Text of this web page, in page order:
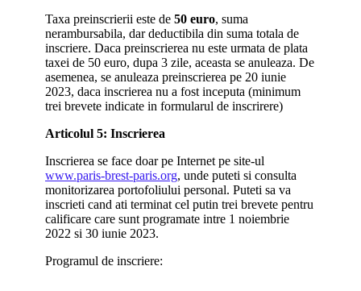
Taxa preinscrierii este de 50 euro, suma
nerambursabila, dar deductibila din suma totala de
inscriere. Daca preinscrierea nu este urmata de plata
taxei de 50 euro, dupa 3 zile, aceasta se anuleaza. De
asemenea, se anuleaza preinscrierea pe 20 iunie
2023, daca inscrierea nu a fost inceputa (minimum
trei brevete indicate in formularul de inscrirere)
Articolul 5: Inscrierea
Inscrierea se face doar pe Internet pe site-ul
www.paris-brest-paris.org, unde puteti si consulta
monitorizarea portofoliului personal. Puteti sa va
inscrieti cand ati terminat cel putin trei brevete pentru
calificare care sunt programate intre 1 noiembrie
2022 si 30 iunie 2023.
Programul de inscriere: